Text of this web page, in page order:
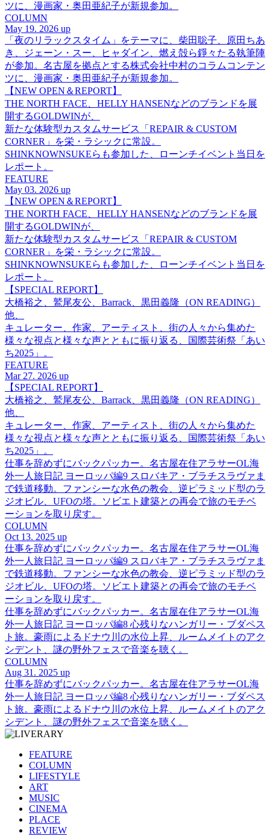
ツに、漫画家・奥田亜紀子が新規参加。
COLUMN
May 19. 2026 up
「夜のリラックスタイム」をテーマに、柴田聡子、原田ちあ
き、ジェーン・スー、ヒャダイン、燃え殻ら錚々たる執筆陣
が参加。名古屋を拠点とする株式会社中村のコラムコンテン
ツに、漫画家・奥田亜紀子が新規参加。
【NEW OPEN＆REPORT】
THE NORTH FACE、HELLY HANSENなどのブランドを展
開するGOLDWINが、
新たな体験型カスタムサービス「REPAIR & CUSTOM
CORNER」を栄・ラシックに常設。
SHINKNOWNSUKEらも参加した、ローンチイベント当日を
レポート。
FEATURE
May 03. 2026 up
【NEW OPEN＆REPORT】
THE NORTH FACE、HELLY HANSENなどのブランドを展
開するGOLDWINが、
新たな体験型カスタムサービス「REPAIR & CUSTOM
CORNER」を栄・ラシックに常設。
SHINKNOWNSUKEらも参加した、ローンチイベント当日を
レポート。
【SPECIAL REPORT】
大橋裕之、鷲尾友公、Barrack、黒田義隆（ON READING）
他、
キュレーター、作家、アーティスト、街の人々から集めた
様々な視点と様々な声とともに振り返る、国際芸術祭「あい
ち2025」。
FEATURE
Mar 27. 2026 up
【SPECIAL REPORT】
大橋裕之、鷲尾友公、Barrack、黒田義隆（ON READING）
他、
キュレーター、作家、アーティスト、街の人々から集めた
様々な視点と様々な声とともに振り返る、国際芸術祭「あい
ち2025」。
仕事を辞めずにバックパッカー。名古屋在住アラサーOL海
外一人旅日記 ヨーロッパ編9 スロバキア・ブラチスラヴァま
で鉄道移動。ファンシーな水色の教会、逆ピラミッド型のラ
ジオビル、UFOの塔。ソビエト建築との再会で旅のモチベ
ーションを取り戻す。
COLUMN
Oct 13. 2025 up
仕事を辞めずにバックパッカー。名古屋在住アラサーOL海
外一人旅日記 ヨーロッパ編9 スロバキア・ブラチスラヴァま
で鉄道移動。ファンシーな水色の教会、逆ピラミッド型のラ
ジオビル、UFOの塔。ソビエト建築との再会で旅のモチベ
ーションを取り戻す。
仕事を辞めずにバックパッカー。名古屋在住アラサーOL海
外一人旅日記 ヨーロッパ編8 心残りなハンガリー・ブダペス
ト旅。豪雨によるドナウ川の水位上昇、ルームメイトのアク
シデント、謎の野外フェスで音楽を聴く。
COLUMN
Aug 31. 2025 up
仕事を辞めずにバックパッカー。名古屋在住アラサーOL海
外一人旅日記 ヨーロッパ編8 心残りなハンガリー・ブダペス
ト旅。豪雨によるドナウ川の水位上昇、ルームメイトのアク
シデント、謎の野外フェスで音楽を聴く。
FEATURE
COLUMN
LIFESTYLE
ART
MUSIC
CINEMA
PLACE
REVIEW